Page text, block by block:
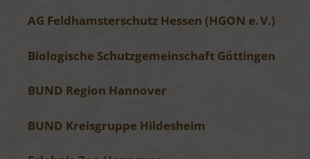
AG Feldhamsterschutz Hessen (HGON e. V.)
Biologische Schutzgemeinschaft Göttingen
BUND Region Hannover
BUND Kreisgruppe Hildesheim